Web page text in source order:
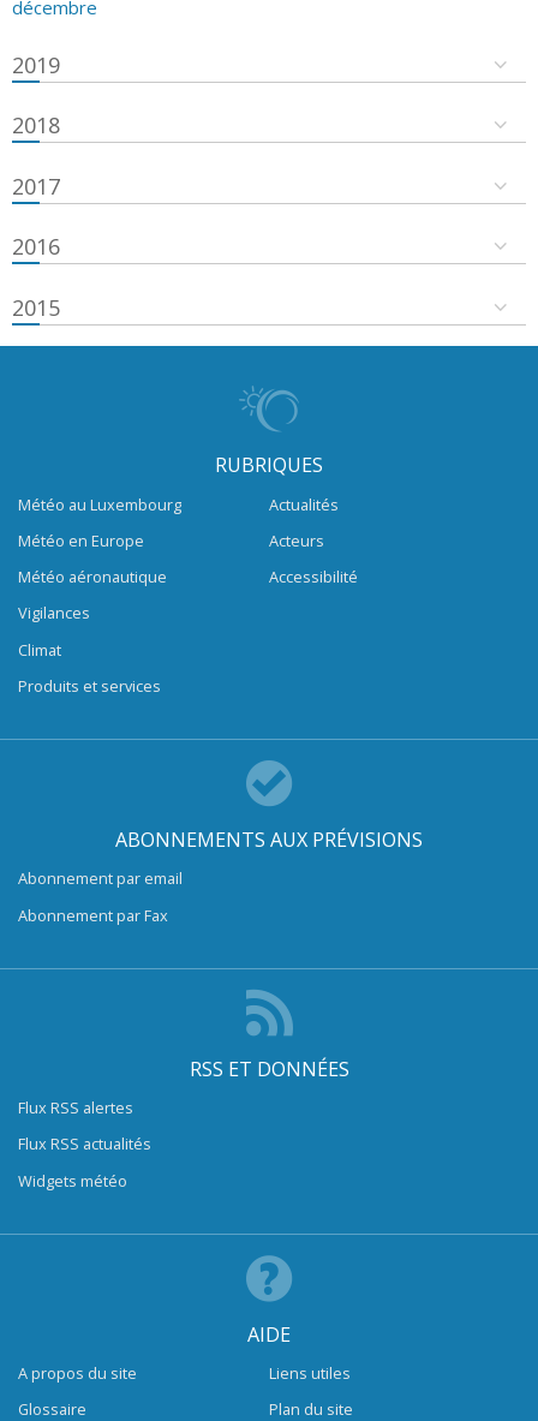
décembre
2019
2018
2017
2016
2015
RUBRIQUES
Météo au Luxembourg
Météo en Europe
Météo aéronautique
Vigilances
Climat
Produits et services
Actualités
Acteurs
Accessibilité
ABONNEMENTS AUX PRÉVISIONS
Abonnement par email
Abonnement par Fax
RSS ET DONNÉES
Flux RSS alertes
Flux RSS actualités
Widgets météo
AIDE
A propos du site
Glossaire
Liens utiles
Plan du site